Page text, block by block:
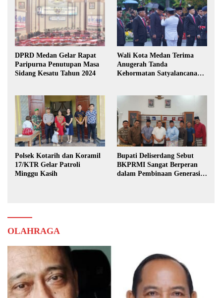
DPRD Medan Gelar Rapat
Paripurna Penutupan Masa
Sidang Kesatu Tahun 2024
Wali Kota Medan Terima
Anugerah Tanda
Kehormatan Satyalancana
Polsek Kotarih dan Koramil
17/KTR Gelar Patroli
Minggu Kasih
Bupati Deliserdang Sebut
BKPRMI Sangat Berperan
dalam Pembinaan Generasi
OLAHRAGA